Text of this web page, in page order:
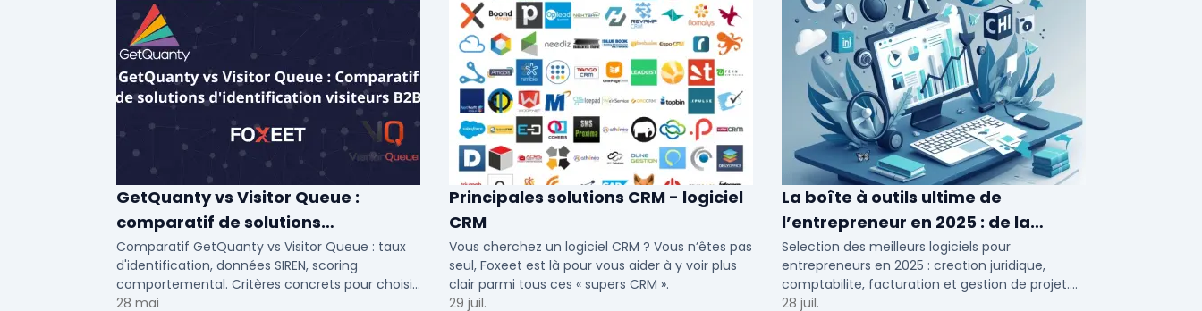
GetQuanty vs Visitor Queue :
comparatif de solutions
d'identification visiteurs B2B
Comparatif GetQuanty vs Visitor Queue : taux
d'identification, données SIREN, scoring
comportemental. Critères concrets pour choisir
votre solution de lead generation B2B en PME et
28 mai
Principales solutions CRM - logiciel
CRM
Vous cherchez un logiciel CRM ? Vous n’êtes pas
seul, Foxeet est là pour vous aider à y voir plus
clair parmi tous ces « supers CRM ».
29 juil.
La boîte à outils ultime de
l’entrepreneur en 2025 : de la
création à la gestion
Selection des meilleurs logiciels pour
entrepreneurs en 2025 : creation juridique,
comptabilite, facturation et gestion de projet.
Outils adaptes aux TPE, PME et independants en
28 juil.